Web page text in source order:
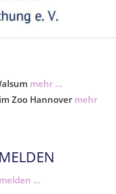
mehr ...
Zoo Hannover mehr
melden ...